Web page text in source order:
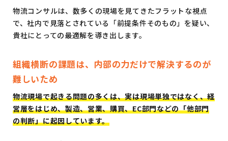
物流コンサルは、数多くの現場を見てきたフラットな視点
で、社内で見落とされている「前提条件そのもの」を疑い、
貴社にとっての最適解を導き出します。
組織横断の課題は、内部の力だけで解決するのが
難しいため
物流現場で起きる問題の多くは、実は現場単独ではなく、経
営層をはじめ、製造、営業、購買、EC部門などの「他部門
の判断」に起因しています。